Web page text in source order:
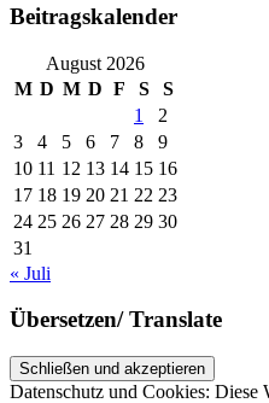
Beitragskalender
August 2026
M D M D F S
S
1
2
3
4 5 6 7 8
9
10 11 12 13 14 15 16
17 18 19 20 21 22 23
24 25 26 27 28 29 30
31
« Juli
Übersetzen/ Translate
Datenschutz und Cookies: Diese